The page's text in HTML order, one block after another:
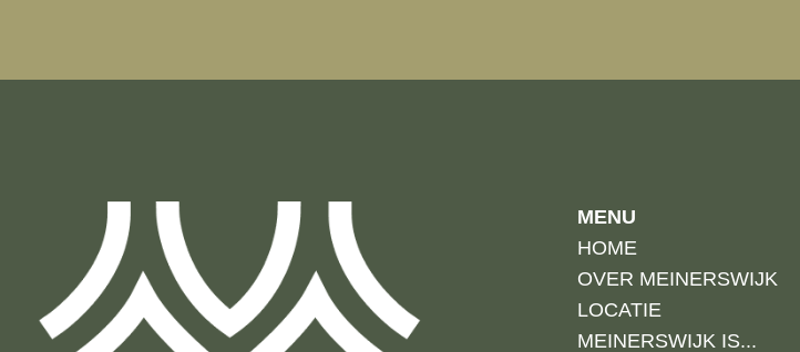
MENU
HOME
OVER MEINERSWIJK
LOCATIE
MEINERSWIJK IS...